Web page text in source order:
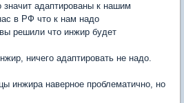
значит адаптированы к нашим
в РФ что к нам надо
решили что инжир будет
ничего адаптировать не надо.
инжира наверное проблематично, но